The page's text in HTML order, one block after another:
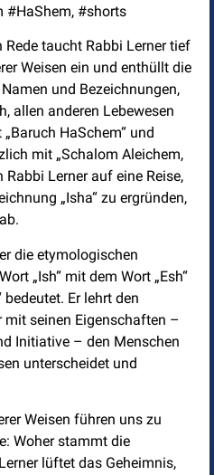
#HaShem, #shorts
taucht Rabbi Lerner tief
Weisen ein und enthüllt die
und Bezeichnungen,
allen anderen Lebewesen
HaSchem“ und
mit „Schalom Aleichem,
Rabbi Lerner auf eine Reise,
„Isha“ zu ergründen,
die etymologischen
„Ish“ mit dem Wort „Esh“
bedeutet. Er lehrt den
mit seinen Eigenschaften –
Initiative – den Menschen
unterscheidet und
Weisen führen uns zu
Woher stammt die
lüftet das Geheimnis,